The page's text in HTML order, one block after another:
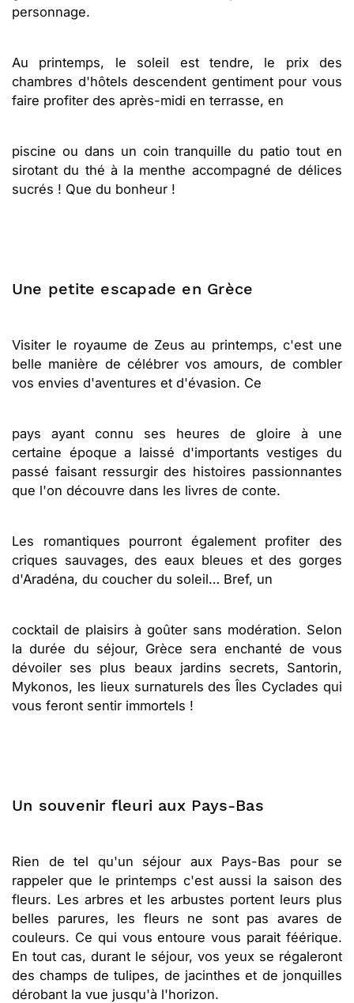
personnage.
Au printemps, le soleil est tendre, le prix des
chambres d'hôtels descendent gentiment pour vous
faire profiter des après-midi en terrasse, en
piscine ou dans un coin tranquille du patio tout en
sirotant du thé à la menthe accompagné de délices
sucrés ! Que du bonheur !
Une petite escapade en Grèce
Visiter le royaume de Zeus au printemps, c'est une
belle manière de célébrer vos amours, de combler
vos envies d'aventures et d'évasion. Ce
pays ayant connu ses heures de gloire à une
certaine époque a laissé d'importants vestiges du
passé faisant ressurgir des histoires passionnantes
que l'on découvre dans les livres de conte.
Les romantiques pourront également profiter des
criques sauvages, des eaux bleues et des gorges
d'Aradéna, du coucher du soleil… Bref, un
cocktail de plaisirs à goûter sans modération. Selon
la durée du séjour, Grèce sera enchanté de vous
dévoiler ses plus beaux jardins secrets, Santorin,
Mykonos, les lieux surnaturels des Îles Cyclades qui
vous feront sentir immortels !
Un souvenir fleuri aux Pays-Bas
Rien de tel qu'un séjour aux Pays-Bas pour se
rappeler que le printemps c'est aussi la saison des
fleurs. Les arbres et les arbustes portent leurs plus
belles parures, les fleurs ne sont pas avares de
couleurs. Ce qui vous entoure vous parait féérique.
En tout cas, durant le séjour, vos yeux se régaleront
des champs de tulipes, de jacinthes et de jonquilles
dérobant la vue jusqu'à l'horizon.